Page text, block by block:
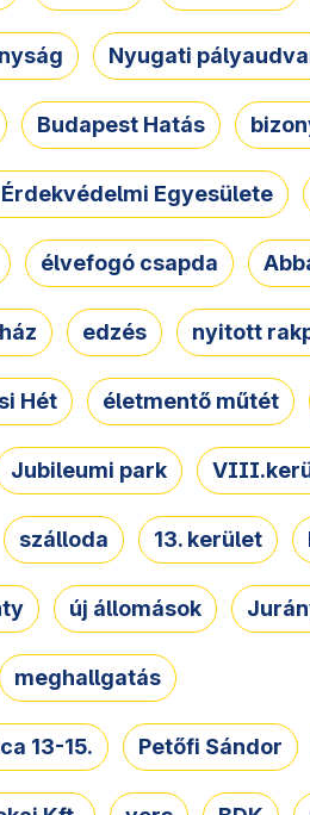
Nyugati
Budapest Hatás
Egyesülete
élvefogó csapda
edzés nyitott
Hét életmentő műtét
Jubileumi park
szálloda 13. kerület
új állomások
meghallgatás
13-15. Petőfi Sándor